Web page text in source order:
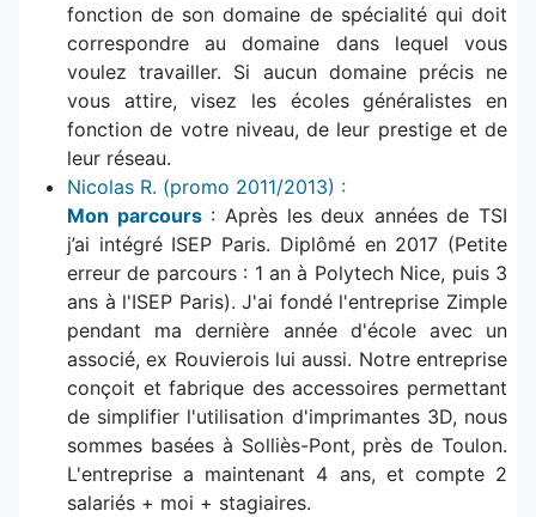
fonction de son domaine de spécialité qui doit
correspondre au domaine dans lequel vous
voulez travailler. Si aucun domaine précis ne
vous attire, visez les écoles généralistes en
fonction de votre niveau, de leur prestige et de
leur réseau.
Nicolas R. (promo 2011/2013) :
Mon parcours: Après les deux années de TSI
j’ai intégré ISEP Paris. Diplômé en 2017 (Petite
erreur de parcours : 1 an à Polytech Nice, puis 3
ans à l'ISEP Paris). J'ai fondé l'entreprise Zimple
pendant ma dernière année d'école avec un
associé, ex Rouvierois lui aussi. Notre entreprise
conçoit et fabrique des accessoires permettant
de simplifier l'utilisation d'imprimantes 3D, nous
sommes basées à Solliès-Pont, près de Toulon.
L'entreprise a maintenant 4 ans, et compte 2
salariés + moi + stagiaires.